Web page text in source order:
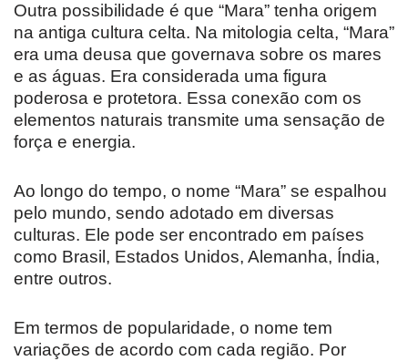
Outra possibilidade é que “Mara” tenha origem
na antiga cultura celta. Na mitologia celta, “Mara”
era uma deusa que governava sobre os mares
e as águas. Era considerada uma figura
poderosa e protetora. Essa conexão com os
elementos naturais transmite uma sensação de
força e energia.
Ao longo do tempo, o nome “Mara” se espalhou
pelo mundo, sendo adotado em diversas
culturas. Ele pode ser encontrado em países
como Brasil, Estados Unidos, Alemanha, Índia,
entre outros.
Em termos de popularidade, o nome tem
variações de acordo com cada região. Por